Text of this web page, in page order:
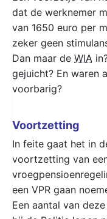
dat de werknemer
van 1650 euro per
zeker geen
Dan maar de WIA
gejuicht? En waren
voorbarig?
Voortzetting
In feite gaat het in
voortzetting van
een VPR gaan
Een aantal van